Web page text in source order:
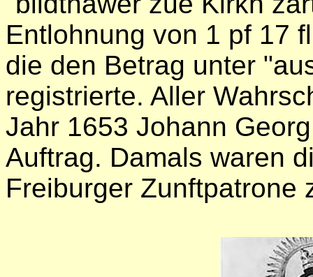
Entlohnung von 1 pf 17
die den Betrag unter
registrierte. Aller
Jahr 1653 Johann
Auftrag. Damals waren
Freiburger Zunftpatrone